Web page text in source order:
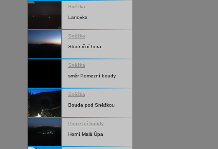
Sněžka
Lanovka
Sněžka
Studniční hora
Sněžka
směr Pomezní boudy
Sněžka
Bouda pod Sněžkou
Pomezní boudy
Horní Malá Úpa